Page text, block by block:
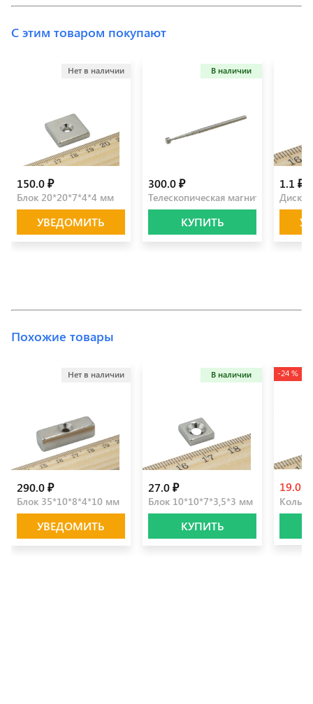
С этим товаром покупают
Нет в наличии
150.0 ₽
Блок 20*20*7*4*4 мм
УВЕДОМИТЬ
В наличии
300.0 ₽
Телескопическая магнитная ручка
КУПИТЬ
1.1 ₽
Диск
Похожие товары
Нет в наличии
290.0 ₽
Блок 35*10*8*4*10 мм
УВЕДОМИТЬ
В наличии
27.0 ₽
Блок 10*10*7*3,5*3 мм
КУПИТЬ
-24 %
19.0 ₽